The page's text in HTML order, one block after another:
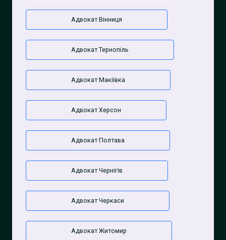
Адвокат Вінниця
Адвокат Тернопіль
Адвокат Макіївка
Адвокат Херсон
Адвокат Полтава
Адвокат Чернігів
Адвокат Черкаси
Адвокат Житомир